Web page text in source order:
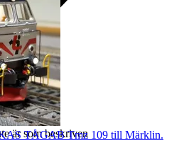
är som beskriven
TÅGAB Tmz 109 till Märklin.